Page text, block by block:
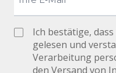
Ich bestätige, dass
gelesen und
Verarbeitung
den Versand von